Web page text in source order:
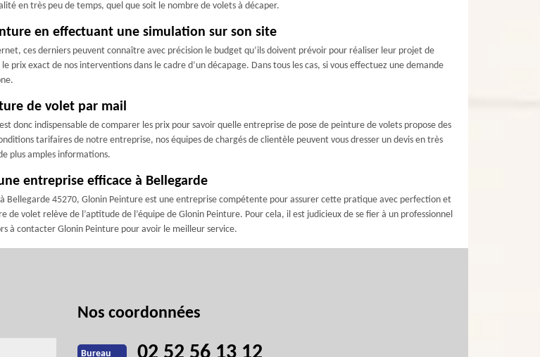
en très peu de temps, quel que soit le nombre de volets à décaper.
en effectuant une simulation sur son site
ces derniers peuvent connaître avec précision le budget qu’ils doivent prévoir pour réaliser leur projet de
exact de nos interventions dans le cadre d’un décapage. Dans tous les cas, si vous effectuez une demande
de volet par mail
donc indispensable de comparer les prix pour savoir quelle entreprise de pose de peinture de volets propose des
tarifaires de notre entreprise, nos équipes de chargés de clientèle peuvent vous dresser un devis en très
plus amples informations.
entreprise efficace à Bellegarde
Bellegarde 45270, Glonin Peinture est une entreprise compétente pour assurer cette pratique avec perfection et
volet relève de l’aptitude de l’équipe de Glonin Peinture. Pour cela, il est judicieux de se fier à un professionnel
à contacter Glonin Peinture pour avoir le meilleur service.
Nos coordonnées
Bureau